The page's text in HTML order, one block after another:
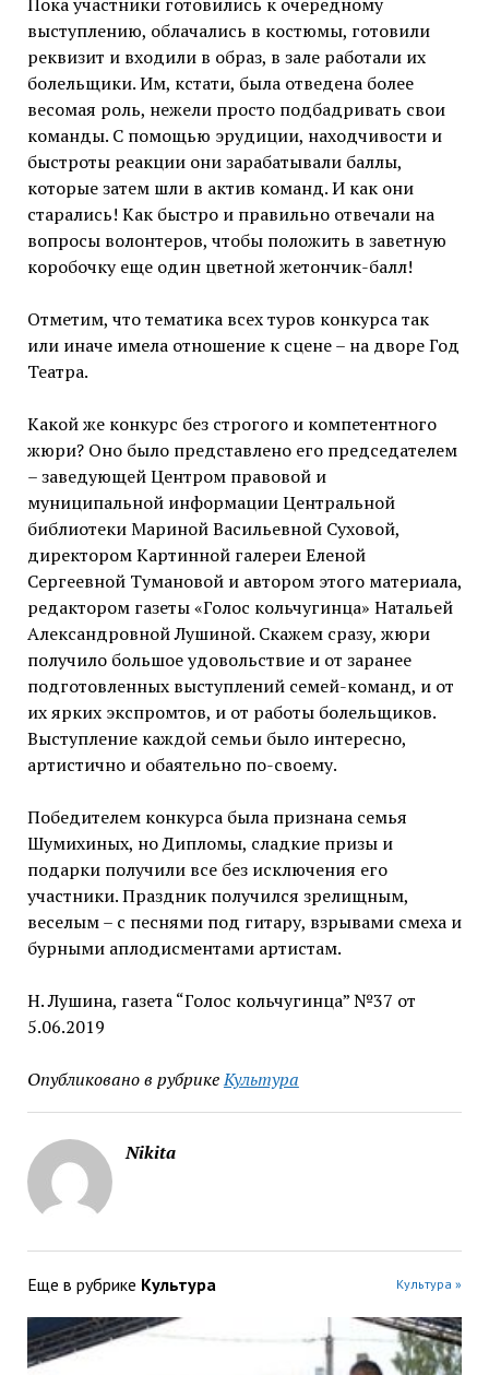
выступлению, облачались в костюмы, готовили
реквизит и входили в образ, в зале работали их
болельщики. Им, кстати, была отведена более
весомая роль, нежели просто подбадривать свои
команды. С помощью эрудиции, находчивости и
быстроты реакции они зарабатывали баллы,
которые затем шли в актив команд. И как они
старались! Как быстро и правильно отвечали на
вопросы волонтеров, чтобы положить в заветную
коробочку еще один цветной жетончик-балл!
Отметим, что тематика всех туров конкурса так
или иначе имела отношение к сцене – на дворе Год
Театра.
Какой же конкурс без строгого и компетентного
жюри? Оно было представлено его председателем
– заведующей Центром правовой и
муниципальной информации Центральной
библиотеки Мариной Васильевной Суховой,
директором Картинной галереи Еленой
Сергеевной Тумановой и автором этого материала,
редактором газеты «Голос кольчугинца» Натальей
Александровной Лушиной. Скажем сразу, жюри
получило большое удовольствие и от заранее
подготовленных выступлений семей-команд, и от
их ярких экспромтов, и от работы болельщиков.
Выступление каждой семьи было интересно,
артистично и обаятельно по-своему.
Победителем конкурса была признана семья
Шумихиных, но Дипломы, сладкие призы и
подарки получили все без исключения его
участники. Праздник получился зрелищным,
веселым – с песнями под гитару, взрывами смеха и
бурными аплодисментами артистам.
Н. Лушина, газета “Голос кольчугинца” №37 от
5.06.2019
Опубликовано в рубрикеКультура
Nikita
Еще в рубрике Культура Культура »